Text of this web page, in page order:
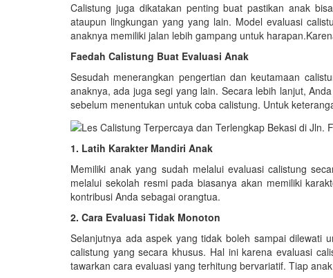
Calistung juga dikatakan penting buat pastikan anak
ataupun lingkungan yang yang lain. Model evaluasi
anaknya memiliki jalan lebih gampang untuk
Faedah Calistung Buat Evaluasi Anak
Sesudah menerangkan pengertian dan keutamaan
anaknya, ada juga segi yang lain. Secara lebih lanjut,
sebelum menentukan untuk coba calistung. Untuk
1. Latih Karakter Mandiri Anak
Memiliki anak yang sudah melalui evaluasi calistung
melalui sekolah resmi pada biasanya akan memiliki
kontribusi Anda sebagai orangtua.
2. Cara Evaluasi Tidak Monoton
Selanjutnya ada aspek yang tidak boleh sampai dilewati
calistung yang secara khusus. Hal ini karena evaluasi
tawarkan cara evaluasi yang terhitung bervariatif. Tiap